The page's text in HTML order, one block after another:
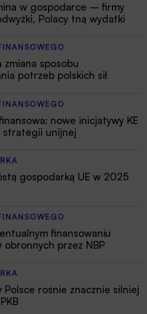
w gospodarce – firmy
Polacy tną wydatki
zmiana sposobu
potrzeb polskich sił
nowe inicjatywy KE
strategii unijnej
gospodarką UE w 2025
finansowaniu
obronnych przez NBP
Polsce rośnie znacznie silniej